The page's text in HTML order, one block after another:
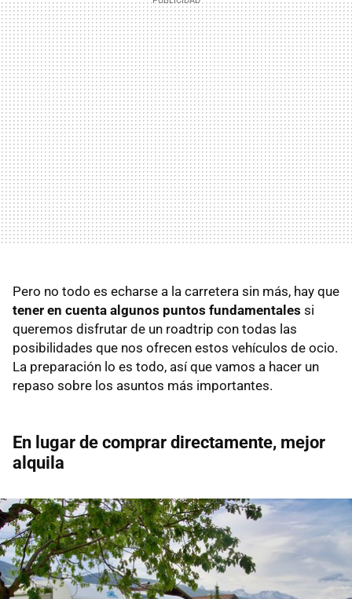
Pero no todo es echarse a la carretera sin más, hay que
tener en cuenta algunos puntos fundamentales si
queremos disfrutar de un roadtrip con todas las
posibilidades que nos ofrecen estos vehículos de ocio.
La preparación lo es todo, así que vamos a hacer un
repaso sobre los asuntos más importantes.
En lugar de comprar directamente, mejor
alquila